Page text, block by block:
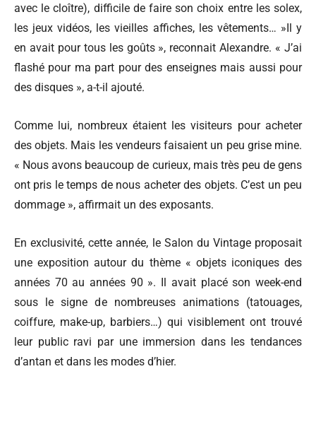
avec le cloître), difficile de faire son choix entre les solex,
les jeux vidéos, les vieilles affiches, les vêtements… »Il y
en avait pour tous les goûts », reconnait Alexandre. « J’ai
flashé pour ma part pour des enseignes mais aussi pour
des disques », a-t-il ajouté.
Comme lui, nombreux étaient les visiteurs pour acheter
des objets. Mais les vendeurs faisaient un peu grise mine.
« Nous avons beaucoup de curieux, mais très peu de gens
ont pris le temps de nous acheter des objets. C’est un peu
dommage », affirmait un des exposants.
En exclusivité, cette année, le Salon du Vintage proposait
une exposition autour du thème « objets iconiques des
années 70 au années 90 ». Il avait placé son week-end
sous le signe de nombreuses animations (tatouages,
coiffure, make-up, barbiers…) qui visiblement ont trouvé
leur public ravi par une immersion dans les tendances
d’antan et dans les modes d’hier.